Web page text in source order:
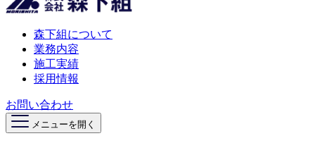
森下組について
業務内容
施工実績
採用情報
お問い合わせ
メニューを開く